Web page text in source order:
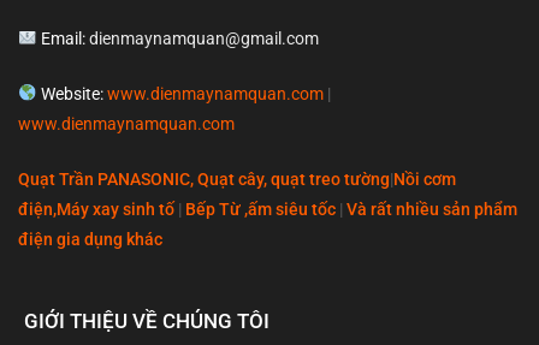
Email:dienmaynamquan@gmail.com
Website:www.dienmaynamquan.com |
www.dienmaynamquan.com
Quạt Trần PANASONIC, Quạt cây, quạt treo tường|Nồi cơm
điện,Máy xay sinh tố | Bếp Từ ,ấm siêu tốc | Và rất nhiều sản phẩm
điện gia dụng khác
GIỚI THIỆU VỀ CHÚNG TÔI